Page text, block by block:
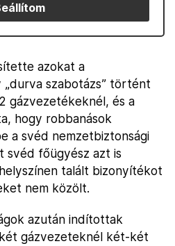
azokat a
szabotázs” történt
gázvezetékeknél, és a
hogy robbanások
a svéd nemzetbiztonsági
svéd főügyész azt is
talált bizonyítékot
nem közölt.
azután indítottak
gázvezeteknél két-két